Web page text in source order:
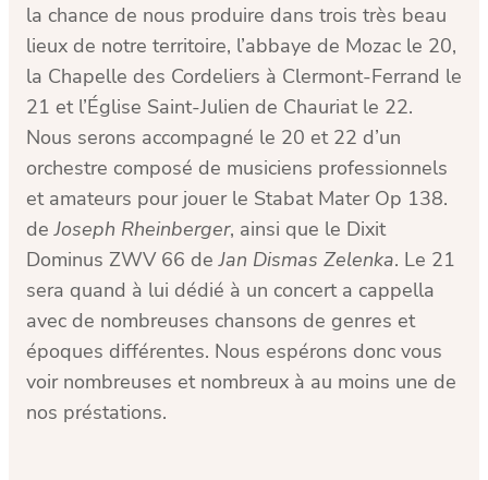
la chance de nous produire dans trois très beau
lieux de notre territoire, l’abbaye de Mozac le 20,
la Chapelle des Cordeliers à Clermont-Ferrand le
21 et l’Église Saint-Julien de Chauriat le 22.
Nous serons accompagné le 20 et 22 d’un
orchestre composé de musiciens professionnels
et amateurs pour jouer le Stabat Mater Op 138.
deJoseph Rheinberger, ainsi que le Dixit
Dominus ZWV 66 deJan Dismas Zelenka. Le 21
sera quand à lui dédié à un concert a cappella
avec de nombreuses chansons de genres et
époques différentes. Nous espérons donc vous
voir nombreuses et nombreux à au moins une de
nos préstations.